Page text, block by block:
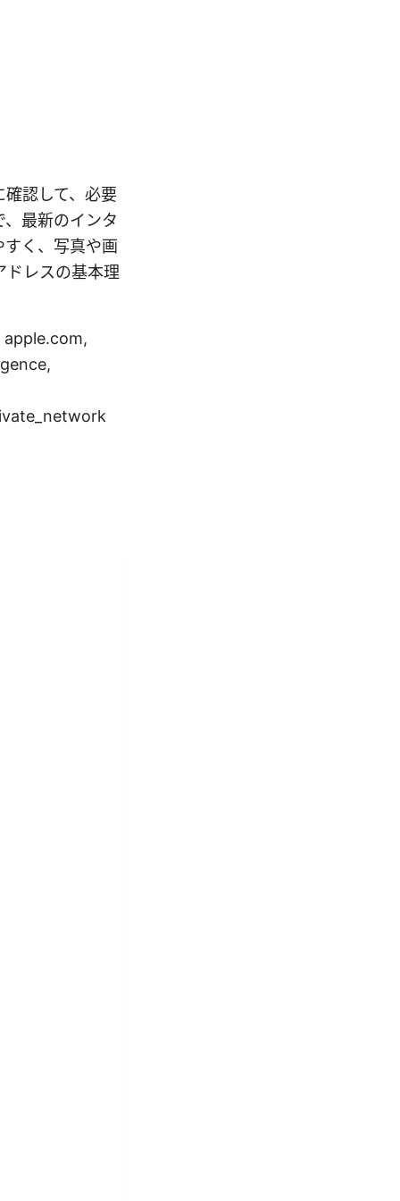
認して、必要
最新のインタ
く、写真や画
ドレスの基本理
apple.com,